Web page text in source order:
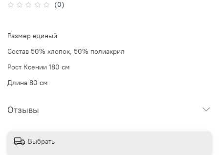
(0)
Размер единый
Состав 50% хлопок, 50% полиакрил
Рост Ксении 180 см
Длина 80 см
Отзывы
Выбрать